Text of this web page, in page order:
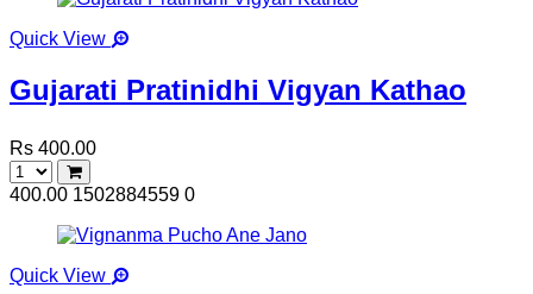
Quick View
Gujarati Pratinidhi Vigyan Kathao
Rs 400.00
400.00 1502884559 0
Quick View